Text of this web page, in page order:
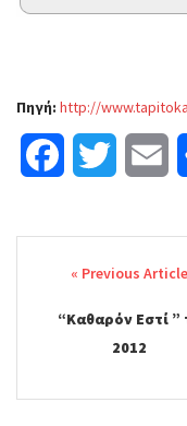
Πηγή: http://
c
b
i
t
a
navigation
“Καθαρόν Εστί ”
2012